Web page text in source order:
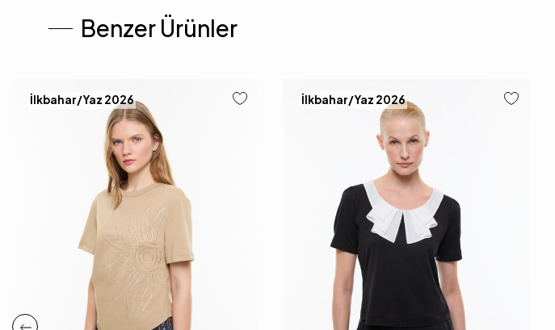
Benzer Ürünler
İlkbahar/Yaz 2026 İlkbahar/Yaz 2026